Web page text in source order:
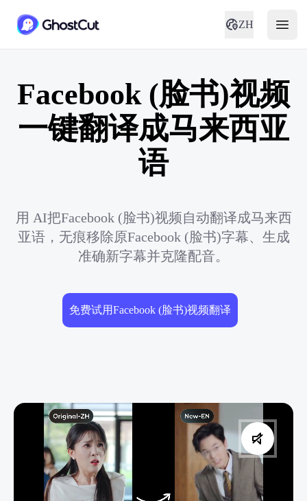
ZH
Facebook (脸书)视频
一键翻译成马来西亚
语
用 AI把Facebook (脸书)视频自动翻译成马来西
亚语，无痕移除原Facebook (脸书)字幕、生成
准确新字幕并克隆配音。
免费试用Facebook (脸书)视频翻译